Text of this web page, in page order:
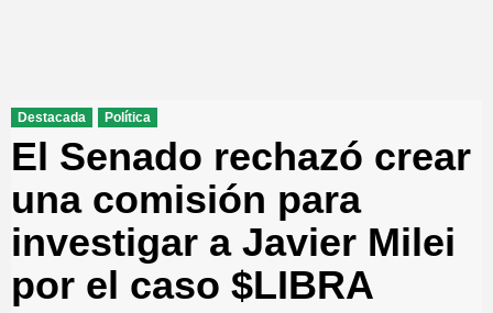
Destacada Política
El Senado rechazó crear
una comisión para
investigar a Javier Milei
por el caso $LIBRA